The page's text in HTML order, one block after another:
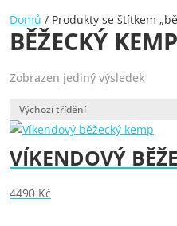
Domů / Produkty se štítkem
BĚŽECKÝ KEMP
Zobrazen jediný výsledek
VÍKENDOVÝ
4490 Kč